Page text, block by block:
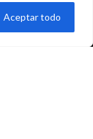
Aceptar todo